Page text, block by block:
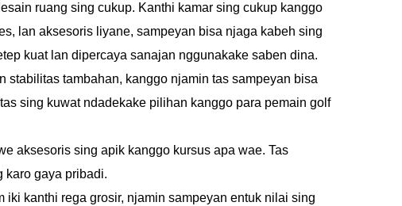
ruang sing cukup. Kanthi kamar sing cukup kanggo
lan aksesoris liyane, sampeyan bisa njaga kabeh sing
kuat lan dipercaya sanajan nggunakake saben dina.
stabilitas tambahan, kanggo njamin tas sampeyan bisa
sing kuwat ndadekake pilihan kanggo para pemain golf
aksesoris sing apik kanggo kursus apa wae. Tas
karo gaya pribadi.
kanthi rega grosir, njamin sampeyan entuk nilai sing